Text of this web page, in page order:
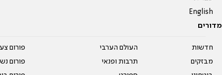
English
מדורים
חדשות
מבזקים
העולם הערבי
תרבות ופנאי
פורום
פורום